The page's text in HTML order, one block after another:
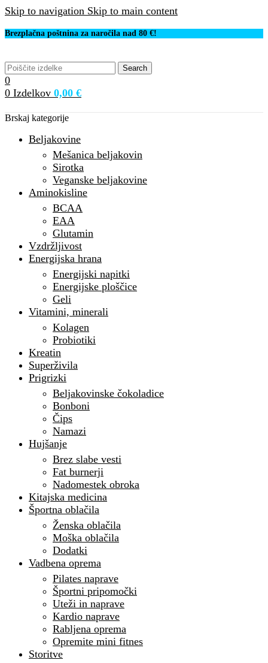
Skip to navigation Skip to main content
Brezplačna poštnina za naročila nad 80 €!
Search
0
0 Izdelkov 0,00 €
Brskaj kategorije
Beljakovine
Mešanica beljakovin
Sirotka
Veganske beljakovine
Aminokisline
BCAA
EAA
Glutamin
Vzdržljivost
Energijska hrana
Energijski napitki
Energijske ploščice
Geli
Vitamini, minerali
Kolagen
Probiotiki
Kreatin
Superživila
Prigrizki
Beljakovinske čokoladice
Bonboni
Čips
Namazi
Hujšanje
Brez slabe vesti
Fat burnerji
Nadomestek obroka
Kitajska medicina
Športna oblačila
Ženska oblačila
Moška oblačila
Dodatki
Vadbena oprema
Pilates naprave
Športni pripomočki
Uteži in naprave
Kardio naprave
Rabljena oprema
Opremite mini fitnes
Storitve